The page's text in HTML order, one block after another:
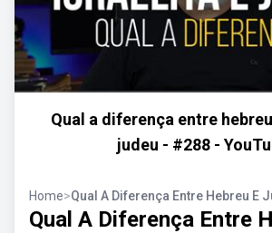
Qual a diferença entre
judeu - #288 -
Home>Qual A Diferença Entre Hebreu E
Qual A Diferença Entre